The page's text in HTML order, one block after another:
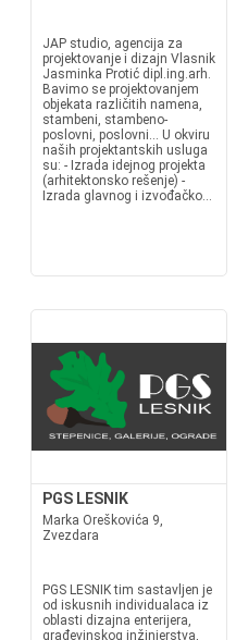
JAP studio, agencija za
projektovanje i dizajn Vlasnik
Jasminka Protić dipl.ing.arh.
Bavimo se projektovanjem
objekata različitih namena,
stambeni, stambeno-
poslovni, poslovni... U okviru
naših projektantskih usluga
su: - Izrada idejnog projekta
(arhitektonsko rešenje) -
Izrada glavnog i izvođačko...
PGS LESNIK
Marka Oreškovića 9,
Zvezdara
PGS LESNIK tim sastavljen je
od iskusnih individualaca iz
oblasti dizajna enterijera,
građevinskog inžinjerstva,